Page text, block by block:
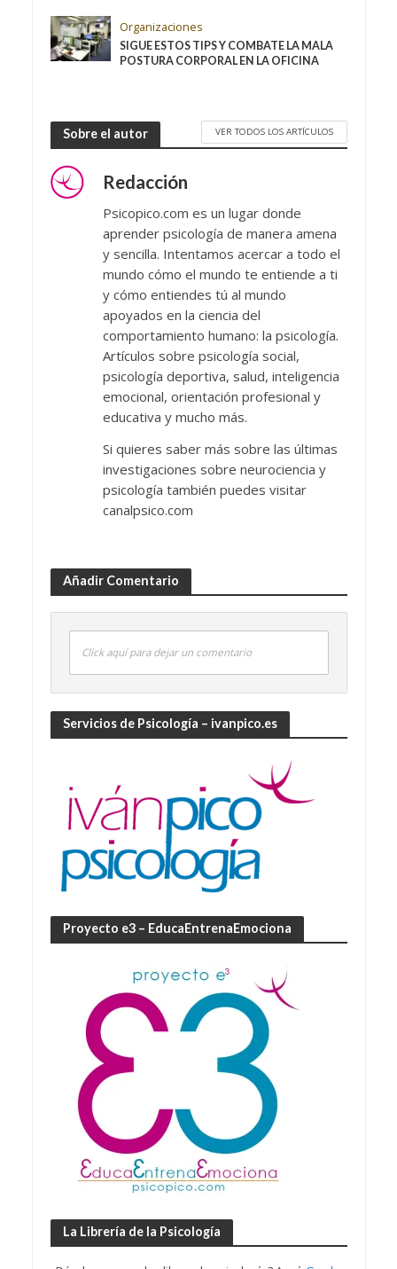
Organizaciones
SIGUE ESTOS TIPS Y COMBATE LA MALA
POSTURA CORPORAL EN LA OFICINA
Sobre el autor VER TODOS LOS ARTÍCULOS
Redacción
Psicopico.com es un lugar donde
aprender psicología de manera amena
y sencilla. Intentamos acercar a todo el
mundo cómo el mundo te entiende a ti
y cómo entiendes tú al mundo
apoyados en la ciencia del
comportamiento humano: la psicología.
Artículos sobre psicología social,
psicología deportiva, salud, inteligencia
emocional, orientación profesional y
educativa y mucho más.
Si quieres saber más sobre las últimas
investigaciones sobre neurociencia y
psicología también puedes visitar
canalpsico.com
Añadir Comentario
Click aquí para dejar un comentario
Servicios de Psicología – ivanpico.es
Proyecto e3 – EducaEntrenaEmociona
La Librería de la Psicología